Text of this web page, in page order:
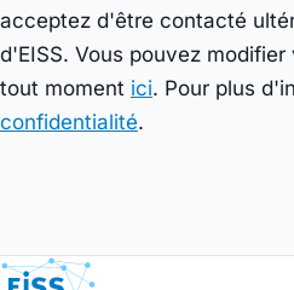
acceptez d'être contacté
d'EISS. Vous pouvez
tout moment ici. Pour plus
confidentialité.